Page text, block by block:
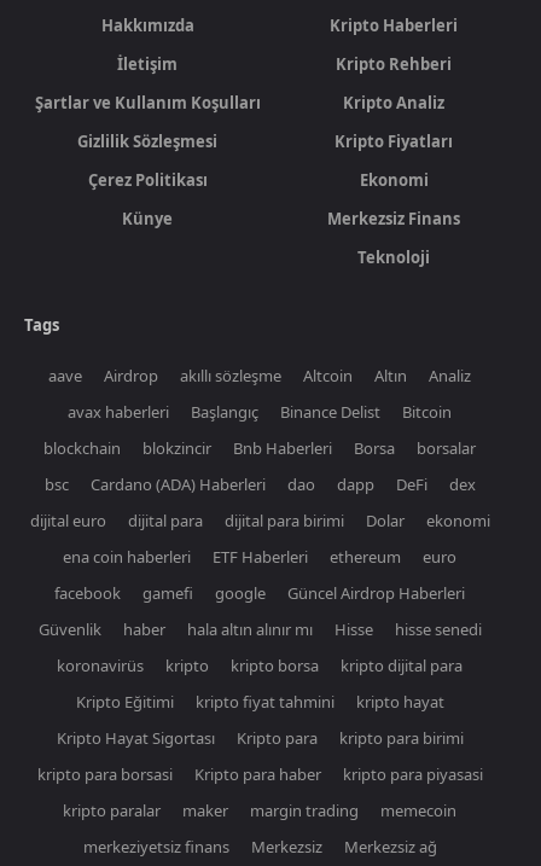
Hakkımızda
İletişim
Şartlar ve Kullanım Koşulları
Gizlilik Sözleşmesi
Çerez Politikası
Künye
Kripto Haberleri
Kripto Rehberi
Kripto Analiz
Kripto Fiyatları
Ekonomi
Merkezsiz Finans
Teknoloji
Tags
aave Airdrop akıllı sözleşme Altcoin Altın
Analiz
avax haberleri
Başlangıç Binance Delist
Bitcoin
blockchain
blokzincir Bnb Haberleri Borsa
borsalar
bsc
Cardano (ADA) Haberleri dao dapp DeFi
dex
dijital euro
dijital para dijital para birimi Dolar
ekonomi
ena coin haberleri
ETF Haberleri ethereum
euro
facebook
gamefi google
Güncel Airdrop Haberleri
Güvenlik
haber hala altın alınır mı Hisse
hisse senedi
koronavirüs
kripto kripto borsa
kripto dijital para
Kripto Eğitimi
kripto fiyat tahmini
kripto hayat
Kripto Hayat Sigortası
Kripto para
kripto para birimi
kripto para borsasi
Kripto para haber
kripto para piyasasi
kripto paralar
maker margin trading
memecoin
merkeziyetsiz finans
Merkezsiz Merkezsiz ağ